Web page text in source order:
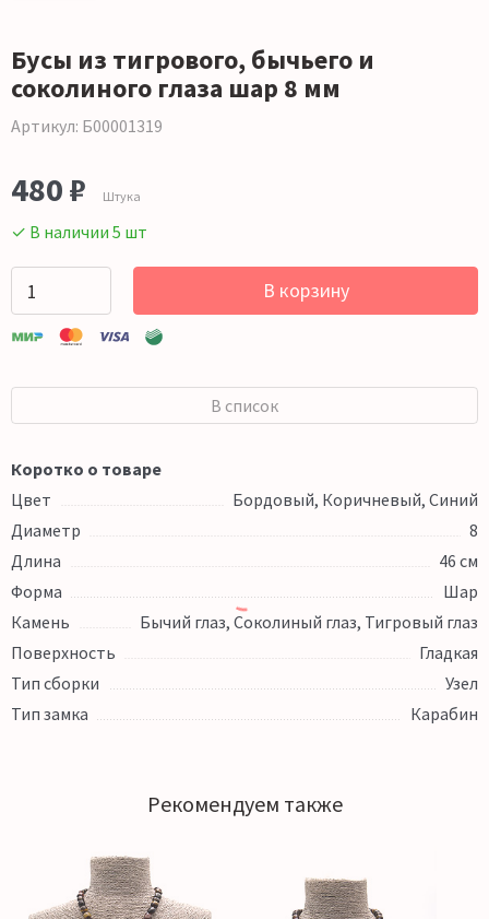
Бусы из тигрового, бычьего и
соколиного глаза шар 8 мм
Артикул: Б00001319
480 ₽ Штука
✓ В наличии 5 шт
В корзину
В список
Коротко о товаре
Цвет
Бордовый, Коричневый, Синий
Диаметр
8
Длина
46 см
Форма
Шар
Камень
Бычий глаз, Соколиный глаз, Тигровый глаз
Поверхность
Гладкая
Тип сборки
Узел
Тип замка
Карабин
Рекомендуем также